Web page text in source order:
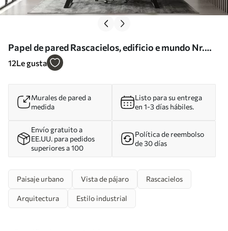
Papel de pared Rascacielos, edificio e mundo Nr.
u51081
12Le gusta
Murales de pared a
medida
Listo para su entrega
en 1-3 días hábiles.
Envío gratuito a
EE.UU. para pedidos
superiores a 100
Política de reembolso
de 30 días
Paisaje urbano Vista de pájaro Rascacielos
Arquitectura Estilo industrial